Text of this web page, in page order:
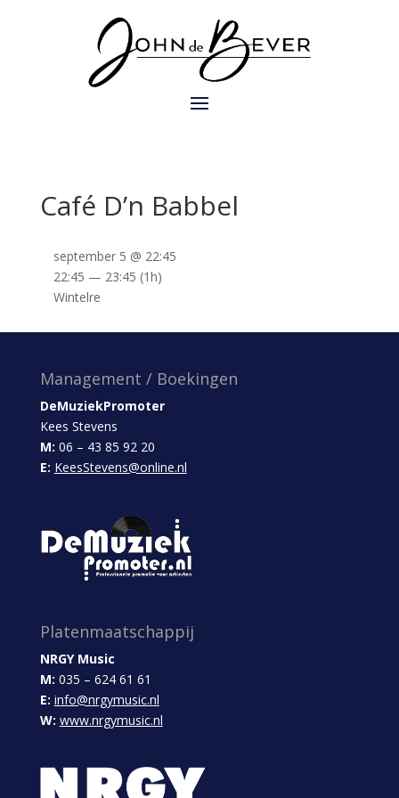
Café D’n Babbel
september 5 @ 22:45
22:45 — 23:45 (1h)
Wintelre
Management / Boekingen
DeMuziekPromoter
Kees Stevens
M: 06 – 43 85 92 20
E: KeesStevens@online.nl
Platenmaatschappij
NRGY Music
M: 035 – 624 61 61
E: info@nrgymusic.nl
W: www.nrgymusic.nl